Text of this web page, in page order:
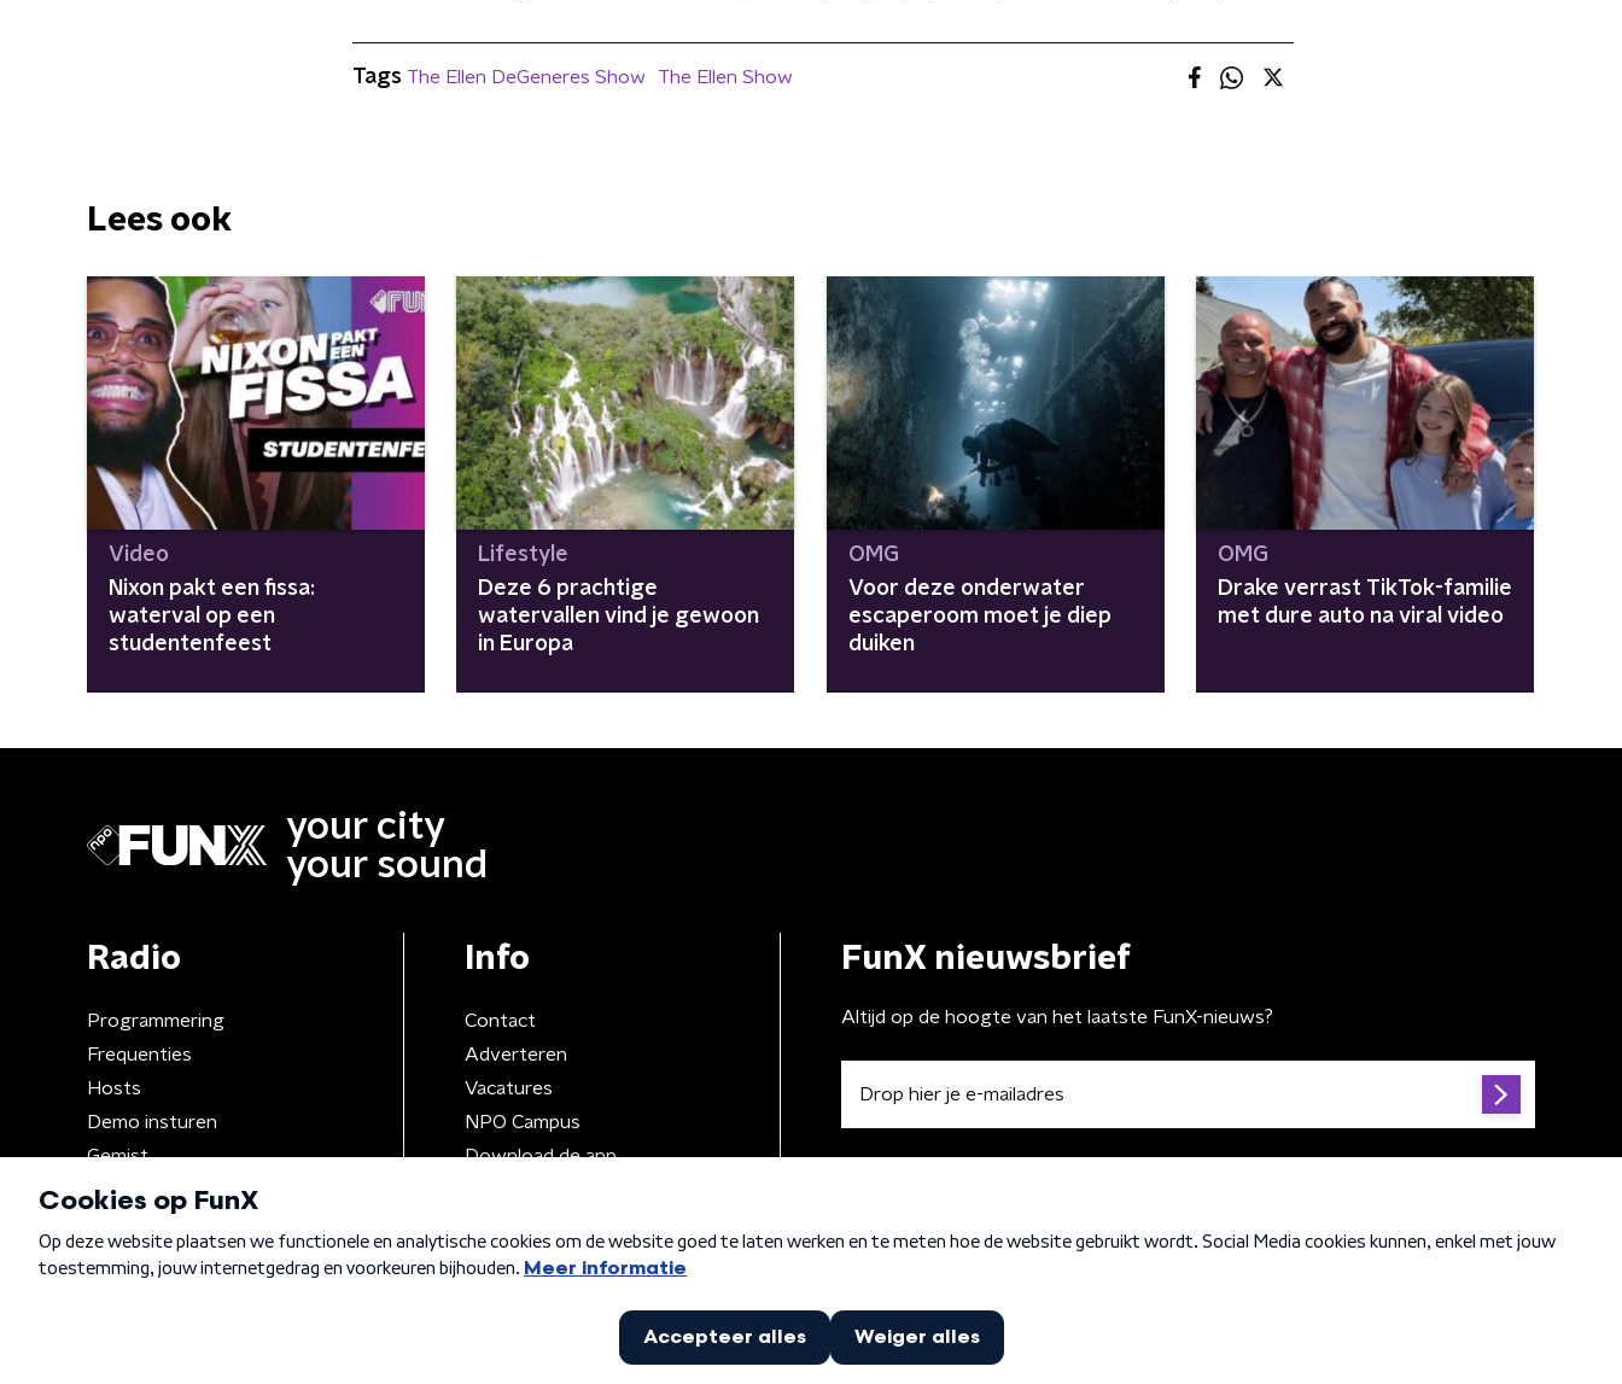
Tags The Ellen DeGeneres Show The Ellen Show
Lees ook
Video
Nixon pakt een fissa:
waterval op een
studentenfeest
Lifestyle
Deze 6 prachtige
watervallen vind je gewoon
in Europa
OMG
Voor deze onderwater
escaperoom moet je diep
duiken
OMG
Drake verrast TikTok-familie
met dure auto na viral video
your city
your sound
Radio
Programmering
Frequenties
Hosts
Demo insturen
Gemist
Info
Contact
Adverteren
Vacatures
NPO Campus
Download de app
FunX nieuwsbrief
Altijd op de hoogte van het laatste FunX-nieuws?
Algemene voorwaarden Privacybeleid